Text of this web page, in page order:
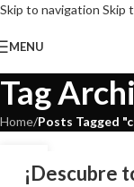
Skip to navigation Skip
MENU
Tag
Home/Posts Tagged
28
ENE¡Descubre